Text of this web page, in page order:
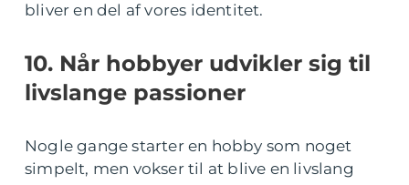
bliver en del af vores identitet.
10. Når hobbyer udvikler sig til
livslange passioner
Nogle gange starter en hobby som noget
simpelt, men vokser til at blive en livslang